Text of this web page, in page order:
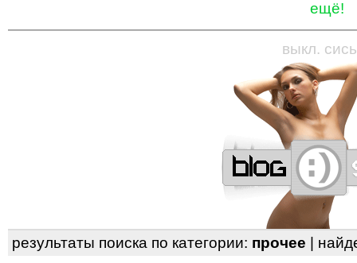
ещё!
—————————————————
выкл.
результаты поиска по категории: прочее |